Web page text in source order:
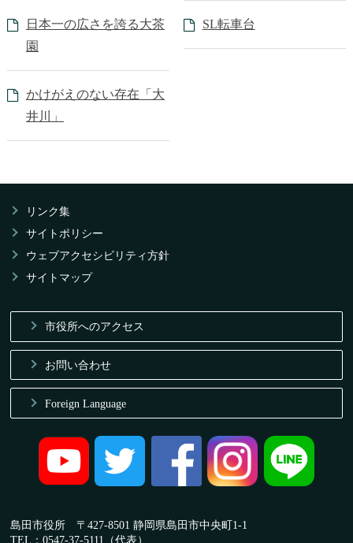
日本一の広さを誇る大茶
園
SL転車台
かけがえのない存在「大
井川」
リンク集
サイトポリシー
ウェブアクセシビリティ方針
サイトマップ
市役所へのアクセス
お問い合わせ
Foreign Language
島田市役所 〒427-8501 静岡県島田市中央町1-1
TEL：0547-37-5111（代表）